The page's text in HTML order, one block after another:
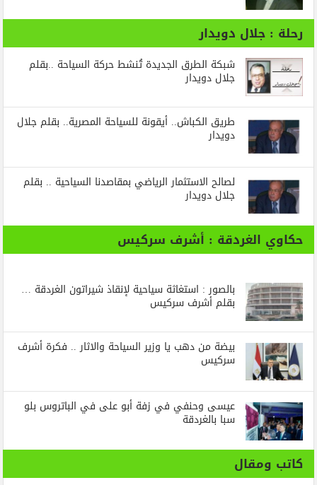
رحلة : جلال دويدار
شبكة الطرق الجديدة تُنشط حركة السياحة ..بقلم
جلال دويدار
طريق الكباش.. أيقونة للسياحة المصرية.. بقلم جلال
دويدار
لصالح الاستثمار الرياضي بمقاصدنا السياحية .. بقلم
جلال دويدار
حكاوي الغردقة : أشرف سركيس
بالصور : استغاثة سياحية لإنقاذ شيراتون الغردقة …
بقلم أشرف سركيس
بيضة من دهب يا وزير السياحة والاثار .. فكرة أشرف
سركيس
عيسى وحنفي في زفة أبو على في الباتروس بلو
سبا بالغردقة
كاتب ومقال